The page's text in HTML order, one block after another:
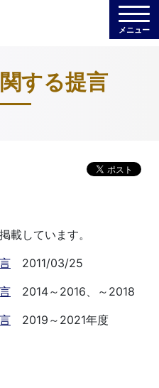
メニュー
する提言
載しています。
2011/03/25
2014～2016、～2018
2019～2021年度